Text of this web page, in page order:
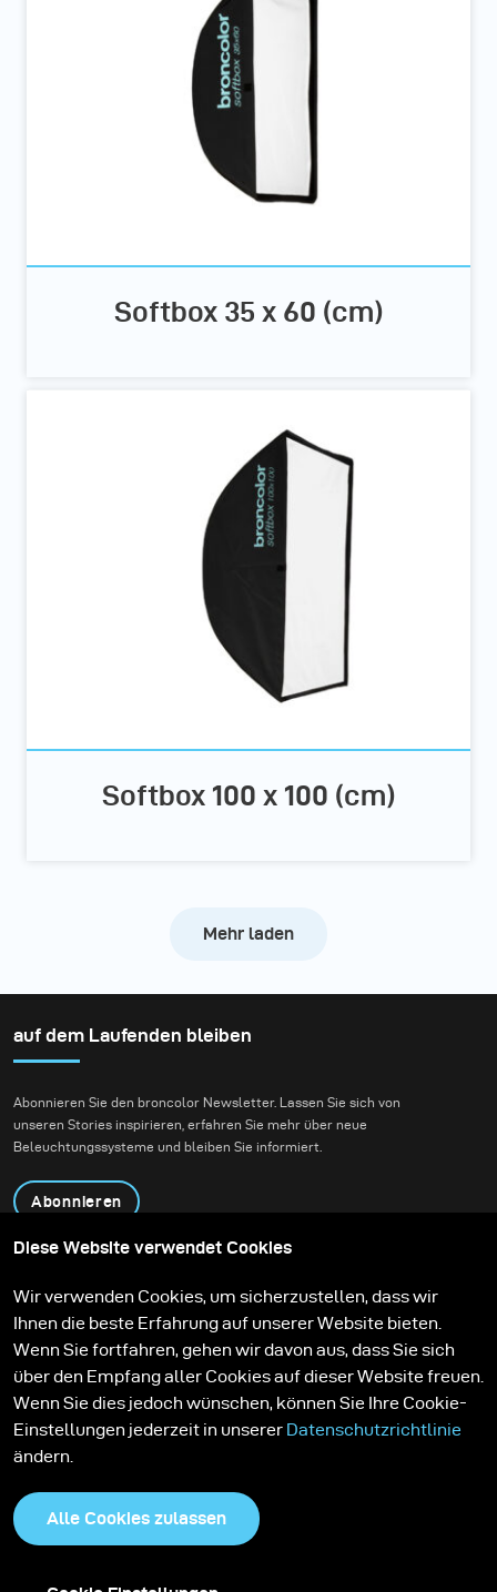
Softbox 35 x 60 (cm)
Softbox 100 x 100 (cm)
Mehr laden
auf dem Laufenden bleiben
Abonnieren Sie den broncolor Newsletter. Lassen Sie sich von
unseren Stories inspirieren, erfahren Sie mehr über neue
Beleuchtungssysteme und bleiben Sie informiert.
Abonnieren
Kontakt
Technologien
Contribute to our blog
Lernen
Support
Karriere
Media Center
Diese Website verwendet Cookies
Wir verwenden Cookies, um sicherzustellen, dass wir
Ihnen die beste Erfahrung auf unserer Website bieten.
Wenn Sie fortfahren, gehen wir davon aus, dass Sie sich
über den Empfang aller Cookies auf dieser Website freuen.
Wenn Sie dies jedoch wünschen, können Sie Ihre Cookie-
Einstellungen jederzeit in unserer Datenschutzrichtlinie
ändern.
Alle Cookies zulassen